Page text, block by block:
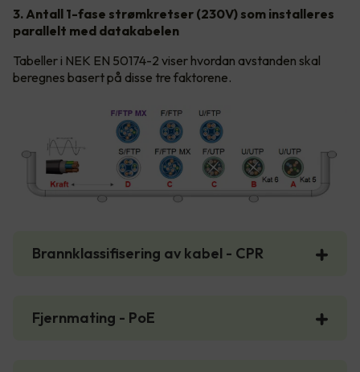
3. Antall 1-fase strømkretser (230V) som installeres
parallelt med datakabelen
Tabeller i NEK EN 50174-2 viser hvordan avstanden skal
beregnes basert på disse tre faktorene.
Brannklassifisering av kabel - CPR
Fjernmating - PoE